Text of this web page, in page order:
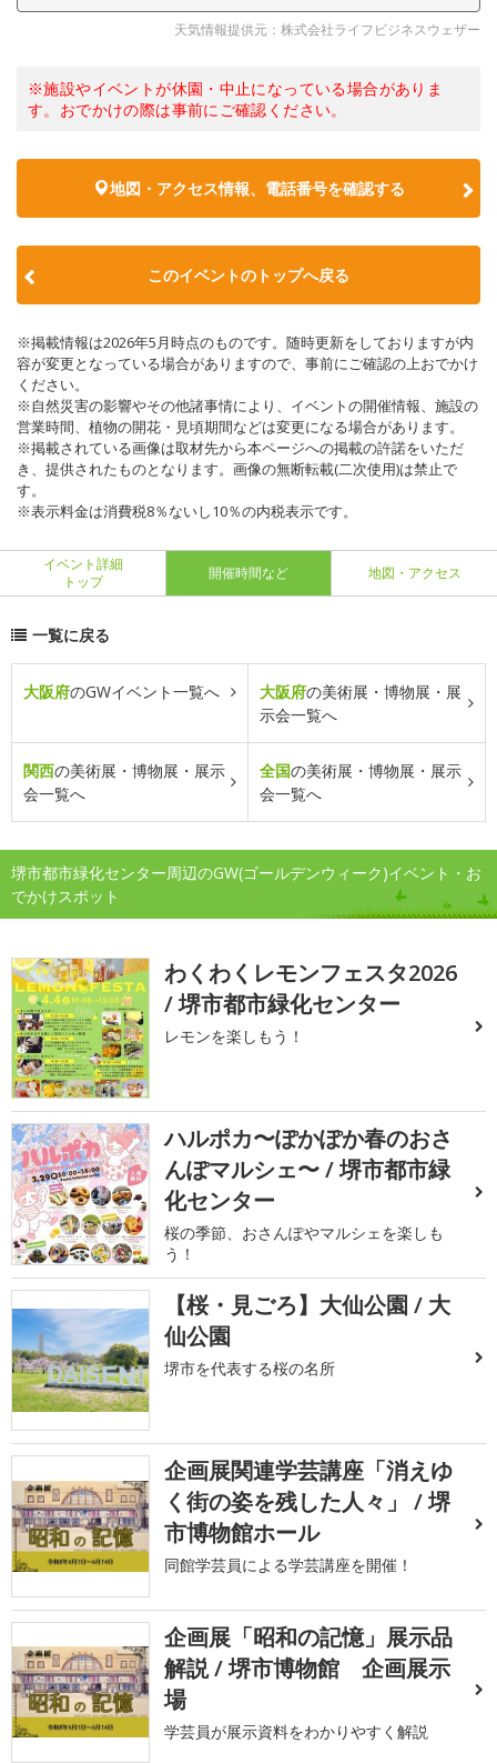
天気情報提供元：株式会社ライフビジネスウェザー
※施設やイベントが休園・中止になっている場合がありま
す。おでかけの際は事前にご確認ください。
地図・アクセス情報、電話番号を確認する
このイベントのトップへ戻る
※掲載情報は2026年5月時点のものです。随時更新をしておりますが内
容が変更となっている場合がありますので、事前にご確認の上おでかけ
ください。
※自然災害の影響やその他諸事情により、イベントの開催情報、施設の
営業時間、植物の開花・見頃期間などは変更になる場合があります。
※掲載されている画像は取材先から本ページへの掲載の許諾をいただ
き、提供されたものとなります。画像の無断転載(二次使用)は禁止で
す。
※表示料金は消費税8％ないし10％の内税表示です。
イベント詳細
トップ
開催時間など 地図・アクセス
一覧に戻る
大阪府のGWイベント一覧へ 大阪府の美術展・博物展・展
示会一覧へ
関西の美術展・博物展・展示
会一覧へ
全国の美術展・博物展・展示
会一覧へ
堺市都市緑化センター周辺のGW(ゴールデンウィーク)イベント・お
でかけスポット
わくわくレモンフェスタ2026
/ 堺市都市緑化センター
レモンを楽しもう！
ハルポカ〜ぽかぽか春のおさ
んぽマルシェ〜 / 堺市都市緑
化センター
桜の季節、おさんぽやマルシェを楽しも
う！
【桜・見ごろ】大仙公園 / 大
仙公園
堺市を代表する桜の名所
企画展関連学芸講座「消えゆ
く街の姿を残した人々」 / 堺
市博物館ホール
同館学芸員による学芸講座を開催！
企画展「昭和の記憶」展示品
解説 / 堺市博物館 企画展示
場
学芸員が展示資料をわかりやすく解説